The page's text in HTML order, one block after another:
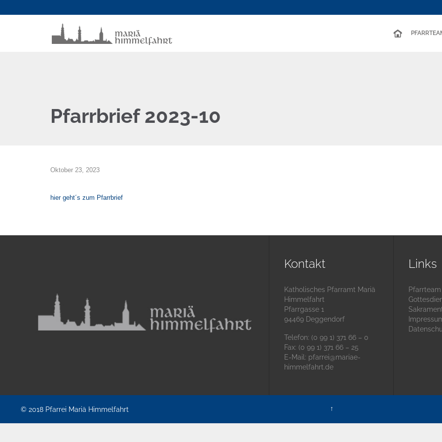
Pfarrbrief 2023-10
Oktober 23, 2023
hier geht´s zum Pfarrbrief
Kontakt
Katholisches Pfarramt Mariä
Himmelfahrt
Pfarrgasse 1
94469 Deggendorf
Telefon: (0 99 1) 371 66 – 0
Fax: (0 99 1) 371 66 – 25
E-Mail: pfarrei@mariae-
himmelfahrt.de
Links
Pfarrteam
© 2018 Pfarrei Mariä Himmelfahrt ↑